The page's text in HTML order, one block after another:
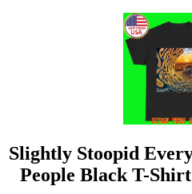
Slightly Stoopid
People Black T-